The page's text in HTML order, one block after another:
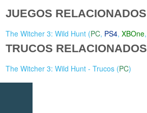
JUEGOS RELACIONADOS
The Witcher 3: Wild Hunt (PC, PS4,XBOne,
TRUCOS RELACIONADOS
The Witcher 3: Wild Hunt - Trucos (PC)